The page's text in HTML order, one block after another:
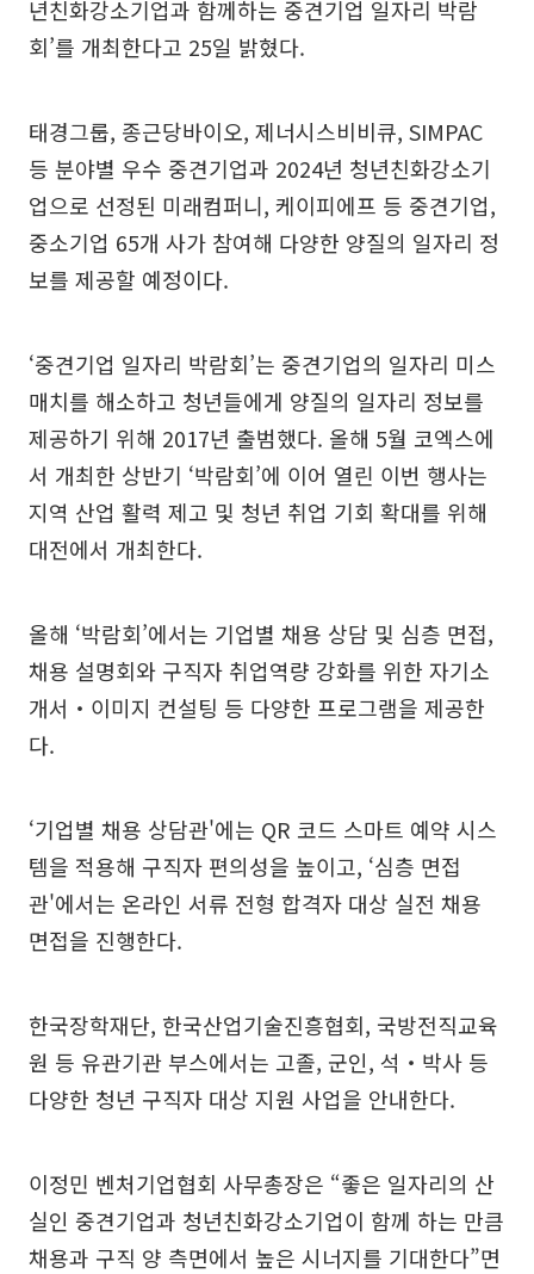
년친화강소기업과 함께하는 중견기업 일자리 박람
회’를 개최한다고 25일 밝혔다.
태경그룹, 종근당바이오, 제너시스비비큐, SIMPAC
등 분야별 우수 중견기업과 2024년 청년친화강소기
업으로 선정된 미래컴퍼니, 케이피에프 등 중견기업,
중소기업 65개 사가 참여해 다양한 양질의 일자리 정
보를 제공할 예정이다.
‘중견기업 일자리 박람회’는 중견기업의 일자리 미스
매치를 해소하고 청년들에게 양질의 일자리 정보를
제공하기 위해 2017년 출범했다. 올해 5월 코엑스에
서 개최한 상반기 ‘박람회’에 이어 열린 이번 행사는
지역 산업 활력 제고 및 청년 취업 기회 확대를 위해
대전에서 개최한다.
올해 ‘박람회’에서는 기업별 채용 상담 및 심층 면접,
채용 설명회와 구직자 취업역량 강화를 위한 자기소
개서‧이미지 컨설팅 등 다양한 프로그램을 제공한
다.
‘기업별 채용 상담관'에는 QR 코드 스마트 예약 시스
템을 적용해 구직자 편의성을 높이고, ‘심층 면접
관'에서는 온라인 서류 전형 합격자 대상 실전 채용
면접을 진행한다.
한국장학재단, 한국산업기술진흥협회, 국방전직교육
원 등 유관기관 부스에서는 고졸, 군인, 석‧박사 등
다양한 청년 구직자 대상 지원 사업을 안내한다.
이정민 벤처기업협회 사무총장은 “좋은 일자리의 산
실인 중견기업과 청년친화강소기업이 함께 하는 만큼
채용과 구직 양 측면에서 높은 시너지를 기대한다”면